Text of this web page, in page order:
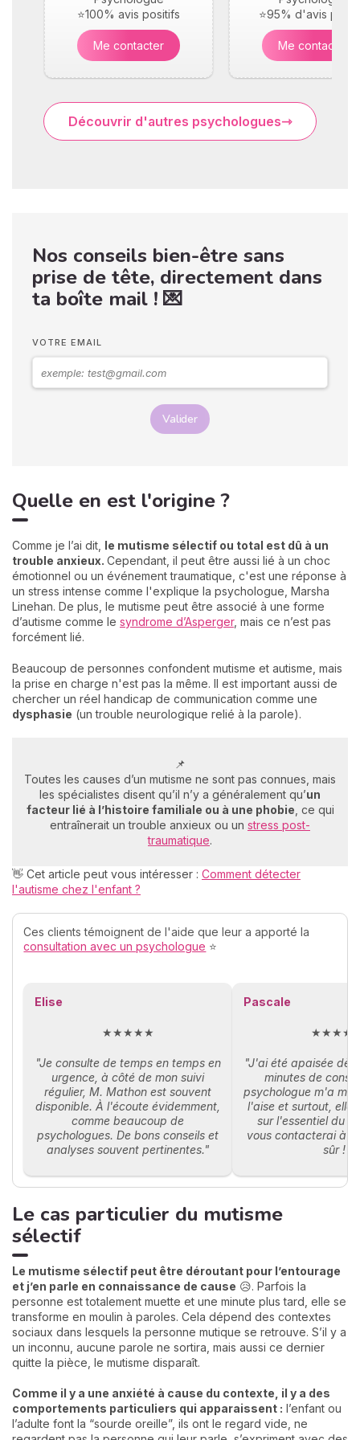
⭐100% avis positifs
Me contacter
⭐95% d'avis
Me contacter
Découvrir d'autres psychologues
Nos conseils bien-être sans
prise de tête, directement dans
ta boîte mail ! 💌
VOTRE EMAIL
Valider
Quelle en est l'origine ?
Comme je l’ai dit, le mutisme sélectif ou total est dû à un
trouble anxieux. Cependant, il peut être aussi lié à un choc
émotionnel ou un événement traumatique, c'est une réponse à
un stress intense comme l'explique la psychologue, Marsha
Linehan. De plus, le mutisme peut être associé à une forme
d’autisme comme le syndrome d’Asperger, mais ce n’est pas
forcément lié.
Beaucoup de personnes confondent mutisme et autisme, mais
la prise en charge n'est pas la même. Il est important aussi de
chercher un réel handicap de communication comme une
dysphasie (un trouble neurologique relié à la parole).
📌
Toutes les causes d’un mutisme ne sont pas connues, mais
les spécialistes disent qu’il n’y a généralement qu’un
facteur lié à l’histoire familiale ou à une phobie , ce qui
entraînerait un trouble anxieux ou un stress post-
traumatique.
👋 Cet article peut vous intéresser : Comment détecter
l'autisme chez l'enfant ?
Ces clients témoignent de l'aide que leur a apporté la
consultation avec un psychologue ⭐
Elise
★★★★★
"Je consulte de temps en temps en
urgence, à côté de mon suivi
régulier, M. Mathon est souvent
disponible. À l'écoute évidemment,
comme beaucoup de
psychologues. De bons conseils et
analyses souvent pertinentes."
Pascale
"J'ai été apaisée dès
minutes de
psychologue m'a
l'aise et surtout, elle
sur l'essentiel du
vous contacterai à
sûr !"
Le cas particulier du mutisme
sélectif
Le mutisme sélectif peut être déroutant pour l’entourage
et j’en parle en connaissance de cause 😥. Parfois la
personne est totalement muette et une minute plus tard, elle se
transforme en moulin à paroles. Cela dépend des contextes
sociaux dans lesquels la personne mutique se retrouve. S’il y a
un inconnu, aucune parole ne sortira, mais aussi ce dernier
quitte la pièce, le mutisme disparaît.
Comme il y a une anxiété à cause du contexte, il y a des
comportements particuliers qui apparaissent : l’enfant ou
l’adulte font la “sourde oreille”, ils ont le regard vide, ne